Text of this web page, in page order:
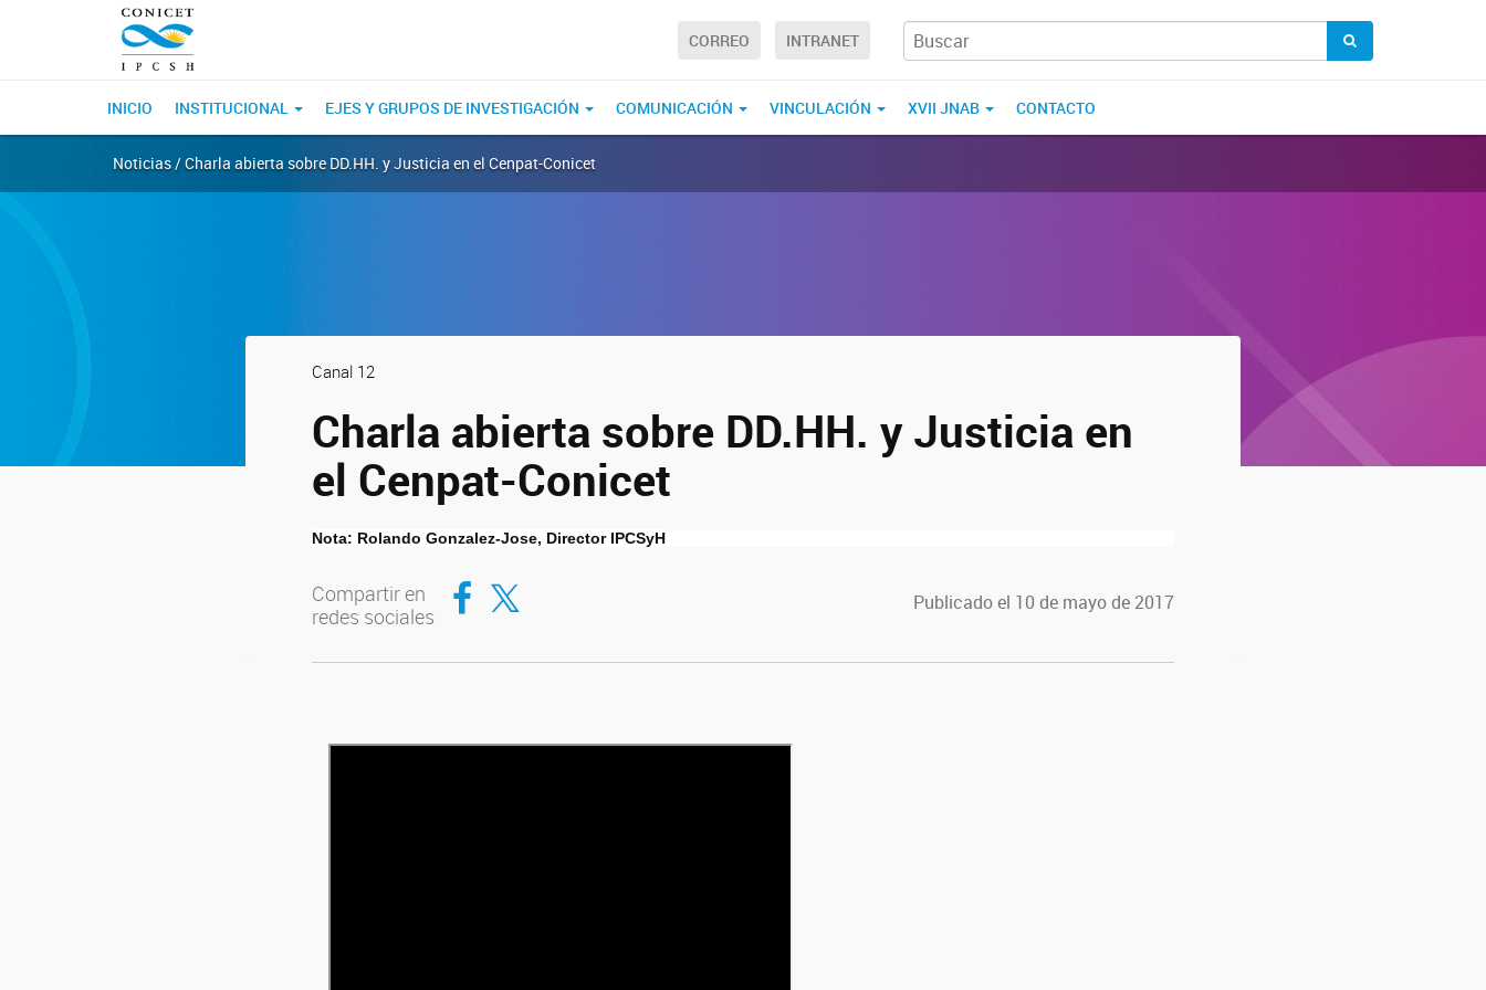
CORREO INTRANET
INICIO INSTITUCIONAL EJES Y GRUPOS DE INVESTIGACIÓN COMUNICACIÓN VINCULACIÓN XVII JNAB CONTACTO
Noticias / Charla abierta sobre DD.HH. y Justicia en el Cenpat-Conicet
Canal 12
Charla abierta sobre DD.HH. y Justicia en
el Cenpat-Conicet
Nota: Rolando Gonzalez-Jose, Director IPCSyH
Compartir en
redes sociales
Compartir en Facebook
Compartir en Twitter Publicado el 10 de mayo de 2017